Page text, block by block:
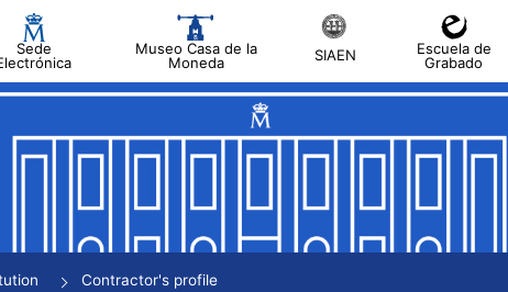
Sede
Museo Casa de la
Moneda
SIAEN
Escuela de
Grabado
Contractor's profile